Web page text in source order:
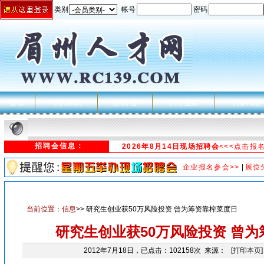
类别 帐号 密码
首 页 个人求职 招 聘 会 人才搜索 人事代理
招聘会信息： 2026年8月14日现场招聘会<<<点击报
企业报名参会>> 展位
当前位置： 信息>> 研究生创业获50万风险投资 曾为筹资靠榨菜度日
研究生创业获50万风险投资 曾为
2012年7月18日，已点击：102158次 来源： [打印本页]